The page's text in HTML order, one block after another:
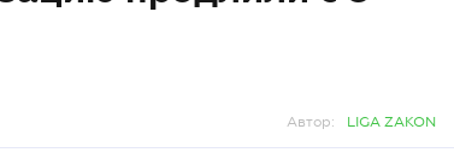
Автор: LIGA ZAKON